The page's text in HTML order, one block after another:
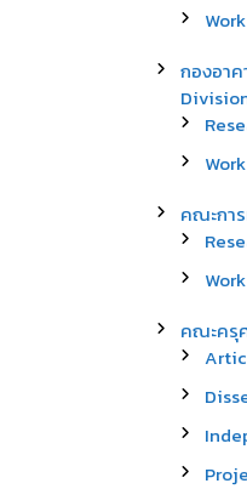
กองอา
คณะกา
คณะครุ